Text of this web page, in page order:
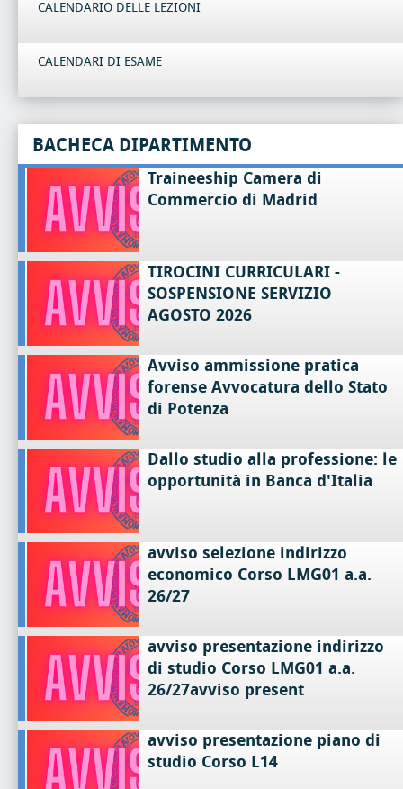
CALENDARIO DELLE LEZIONI
CALENDARI DI ESAME
BACHECA DIPARTIMENTO
Traineeship Camera di
Commercio di Madrid
TIROCINI CURRICULARI -
SOSPENSIONE SERVIZIO
AGOSTO 2026
Avviso ammissione pratica
forense Avvocatura dello Stato
di Potenza
Dallo studio alla professione: le
opportunità in Banca d'Italia
avviso selezione indirizzo
economico Corso LMG01 a.a.
26/27
avviso presentazione indirizzo
di studio Corso LMG01 a.a.
26/27avviso present
avviso presentazione piano di
studio Corso L14